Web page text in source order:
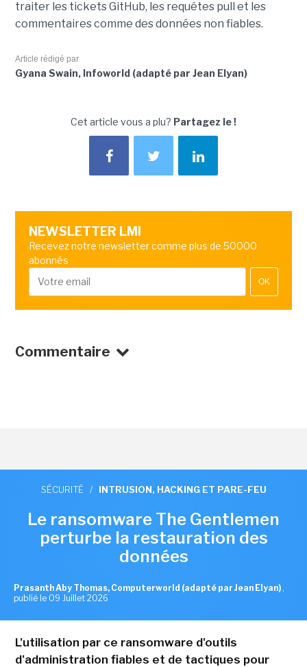
traiter les tickets GitHub, les requêtes pull et les
commentaires comme des données non fiables.
Article rédigé par
Gyana Swain, Infoworld (adapté par Jean Elyan)
Cet article vous a plu? Partagez le !
NEWSLETTER LMI
Recevez notre newsletter comme plus de 50000
abonnés
OK
Commentaire
SÉCURITÉ / INTRUSION, HACKING ET PARE-FEU
Le ransomware The Gentlemen
perturbe la restauration des
données
Prasanth Aby Thomas, Computerworld (adapté par Jean Elyan) ,
publié le 09 Juillet 2026
L'utilisation par ce ransomware d'outils
d'administration fiables et de tactiques pour